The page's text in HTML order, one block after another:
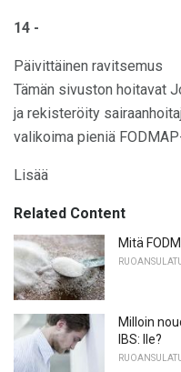
14 -
Päivittäinen ravitsemus
Tämän sivuston hoitavat
ja rekisteröity
valikoima pieniä
Lisää
Related Content
Mitä
Milloin
IBS: lle?